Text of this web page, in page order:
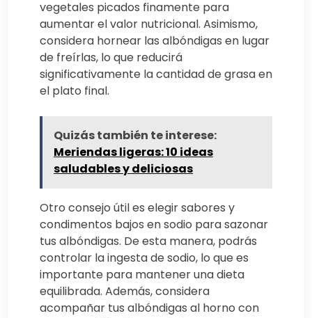
vegetales picados finamente para
aumentar el valor nutricional. Asimismo,
considera hornear las albóndigas en lugar
de freírlas, lo que reducirá
significativamente la cantidad de grasa en
el plato final.
Quizás también te interese:
Meriendas ligeras: 10 ideas
saludables y deliciosas
Otro consejo útil es elegir sabores y
condimentos bajos en sodio para sazonar
tus albóndigas. De esta manera, podrás
controlar la ingesta de sodio, lo que es
importante para mantener una dieta
equilibrada. Además, considera
acompañar tus albóndigas al horno con